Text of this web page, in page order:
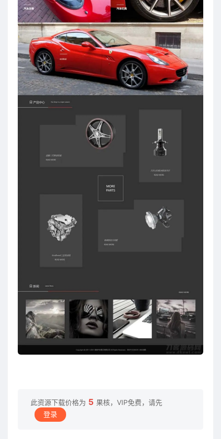
此资源下载价格为 5 果核，VIP免费，请先
登录